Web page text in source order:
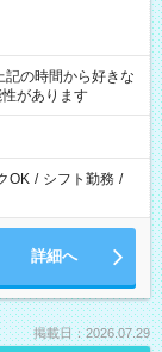
があります
OK / シフト勤務 /
詳細へ
掲載日：2026.07.29